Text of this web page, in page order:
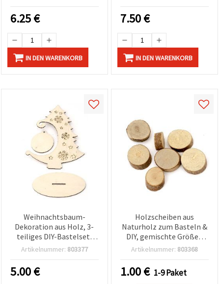
6.25€
IN DEN WARENKORB
7.50€
IN DEN WARENKORB
Weihnachtsbaum-
Dekoration aus Holz, 3-
teiliges DIY-Bastelset,
ideal zum Bemalen &
200 x 250 x 3 mm, Nr. 06
Artikelnummer: 803377
5.00€
Holzscheiben aus
Naturholz zum Basteln &
DIY, gemischte Größen
10–15 x 5 mm, 20 g
Artikelnummer: 803368
1.00€ 1-9 Paket